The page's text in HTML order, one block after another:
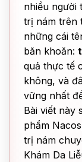
nhiều người
trị nám trên
những cái
băn khoăn:
quả thực tế
không, và
vững nhất
Bài viết này
phẩm
trị nám
Khám Da